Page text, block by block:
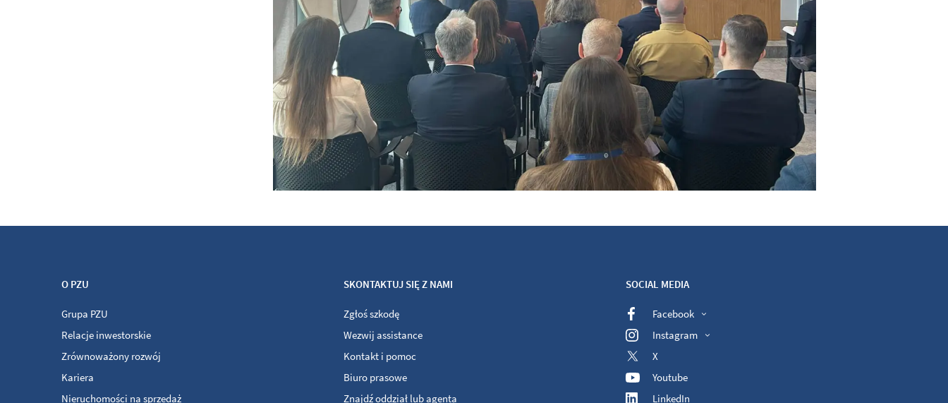
O PZU
Grupa PZU
Relacje inwestorskie
Zrównoważony rozwój
Kariera
Nieruchomości na sprzedaż
SKONTAKTUJ SIĘ Z NAMI
Zgłoś szkodę
Wezwij assistance
Kontakt i pomoc
Biuro prasowe
Znajdź oddział lub agenta
SOCIAL MEDIA
Facebook
Instagram
X
Youtube
LinkedIn